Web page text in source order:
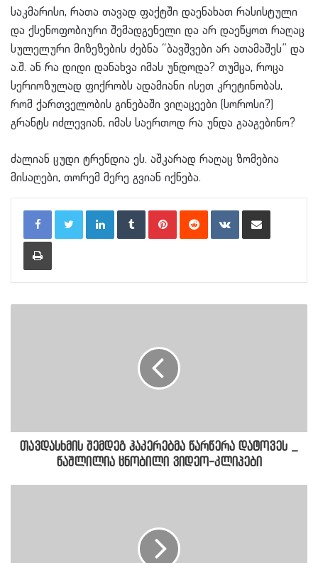
საკმარისი, რათა თავად ფაქტში დაენახათ რასისტული
და ქსენოფობიური შემადგენელი და არ დაეწყოთ რაღაც
სულელური მიზეზების ძებნა “ბავშვები არ ათამაშეს” და
ა.შ. ან რა დიდი დანახვა იმას უნდოდა? თუმცა, როცა
სერიოზულად ფიქრობს ადამიანი ისეთ კრეტინობას,
რომ ქართველობის გინებაში ვიღაცეები (სოროსი?)
გრანტს იძლევიან, იმას საერთოდ რა უნდა გააგებინო?
ძალიან ცუდი ტრენდია ეს. აშკარად რაღაც ზომებია
მისაღები, თორემ მერე გვიან იქნება.
LinkedInTumblr PinterestReddit VKontakteShare via Email
Print
თავდასხმის შემდეგ ჰაკერებმა წარწერა დატოვეს _
წაშლილია ცნობილი ვიდეო-კლიპები